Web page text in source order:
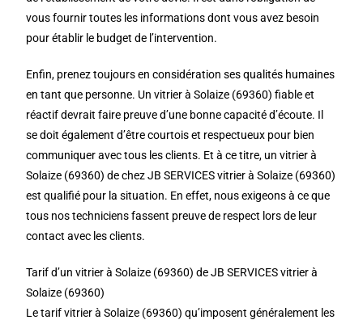
vous fournir toutes les informations dont vous avez besoin
pour établir le budget de l’intervention.
Enfin, prenez toujours en considération ses qualités humaines
en tant que personne. Un vitrier à Solaize (69360) fiable et
réactif devrait faire preuve d’une bonne capacité d’écoute. Il
se doit également d’être courtois et respectueux pour bien
communiquer avec tous les clients. Et à ce titre, un vitrier à
Solaize (69360) de chez JB SERVICES vitrier à Solaize (69360)
est qualifié pour la situation. En effet, nous exigeons à ce que
tous nos techniciens fassent preuve de respect lors de leur
contact avec les clients.
Tarif d’un vitrier à Solaize (69360) de JB SERVICES vitrier à
Solaize (69360)
Le tarif vitrier à Solaize (69360) qu’imposent généralement les